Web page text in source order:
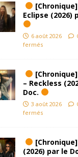
Eclipse (2026)
6 août 2026
fermés
– Reckless
Doc.
3 août 2026
fermés
(2026) par le